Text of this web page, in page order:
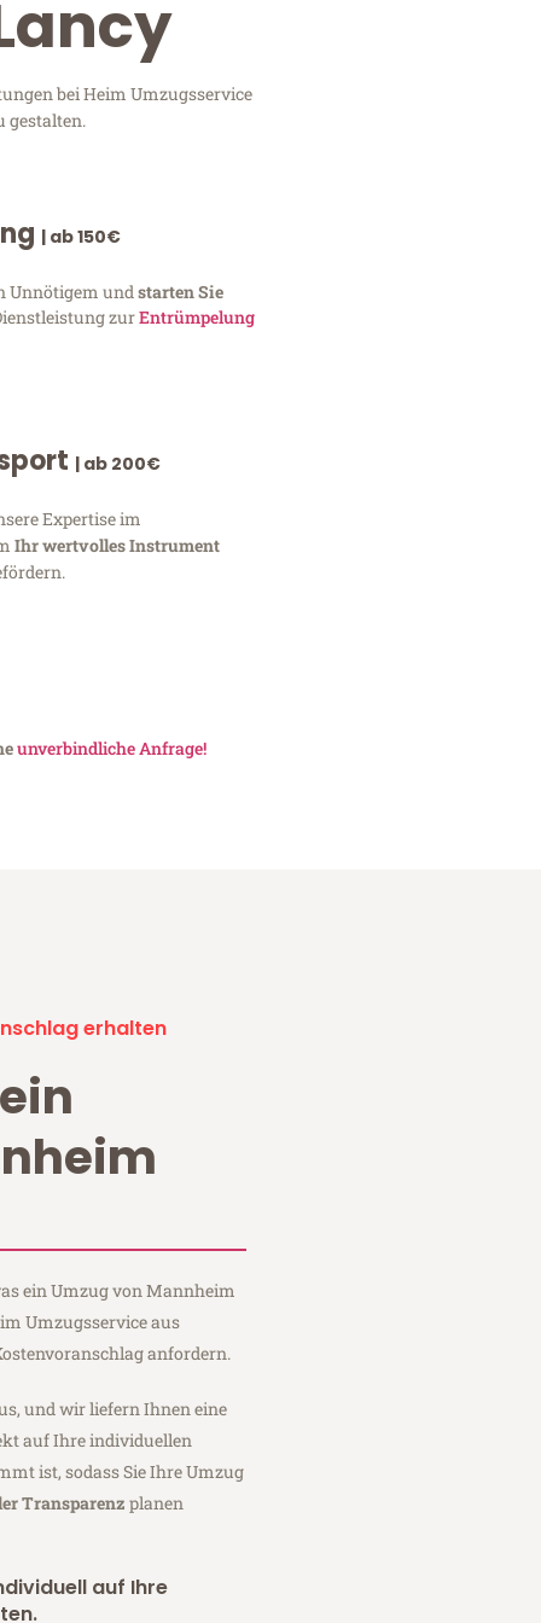
bei Heim Umzugsservice
gestalten.
| ab 150€
Unnötigem undstarten Sie
zurEntrümpelung
| ab 200€
Expertise im
Ihr wertvolles Instrument
unverbindliche Anfrage!
erhalten
ein Umzug von Mannheim
Umzugsservice aus
anfordern.
und wir liefern Ihnen eine
auf Ihre individuellen
ist, sodass Sie Ihre Umzug
Transparenz planen
auf Ihre